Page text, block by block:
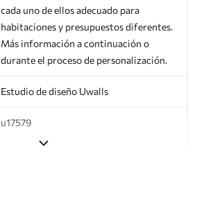
cada uno de ellos adecuado para
habitaciones y presupuestos diferentes.
Más información a continuación o
durante el proceso de personalización.
Estudio de diseño Uwalls
u17579